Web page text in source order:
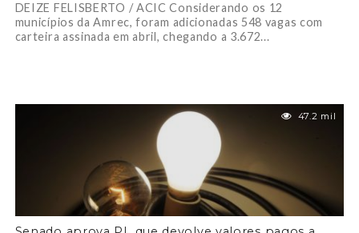
DEIZE FELISBERTO / ACIC Considerando os 12
municípios da Amrec, foram adicionadas 548 vagas com
carteira assinada em abril, chegando a 3.672...
47.2 mil